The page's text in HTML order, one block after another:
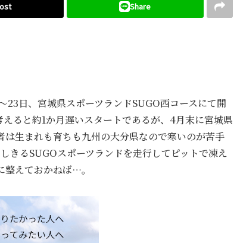
Share
日、宮城県スポーツランドSUGO西コースにて開
ると約1か月遅いスタートであるが、4月末に宮城県
生まれも育ちも九州の大分県なので寒いのが苦手
きるSUGOスポーツランドを走行してピットで凍え
えておかねば…。